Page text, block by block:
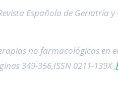
Española de Geriatría
no farmacológicas en
349-356,ISSN 0211-139X ,